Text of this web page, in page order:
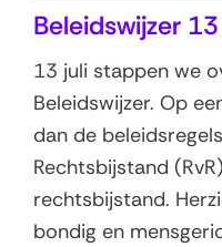
Beleidswijzer
13 juli stappen we
Beleidswijzer. Op
dan de
Rechtsbijstand
rechtsbijstand.
bondig en